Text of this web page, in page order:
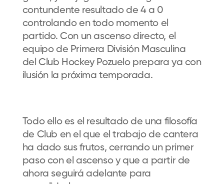
contundente resultado de 4 a 0
controlando en todo momento el
partido. Con un ascenso directo, el
equipo de Primera División Masculina
del Club Hockey Pozuelo prepara ya con
ilusión la próxima temporada.
Todo ello es el resultado de una filosofía
de Club en el que el trabajo de cantera
ha dado sus frutos, cerrando un primer
paso con el ascenso y que a partir de
ahora seguirá adelante para